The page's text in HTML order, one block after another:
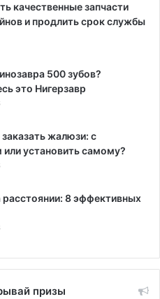
качественные запчасти
и продлить срок службы
500 зубов?
это Нигерзавр
жалюзи: с
установить самому?
8 эффективных
призы